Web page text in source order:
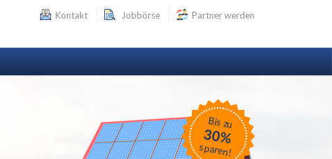
Kontakt Jobbörse Partner werden
Bis zu
30%
sparen!